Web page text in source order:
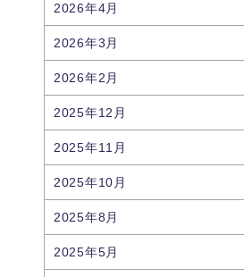
2026年4月
2026年3月
2026年2月
2025年12月
2025年11月
2025年10月
2025年8月
2025年5月